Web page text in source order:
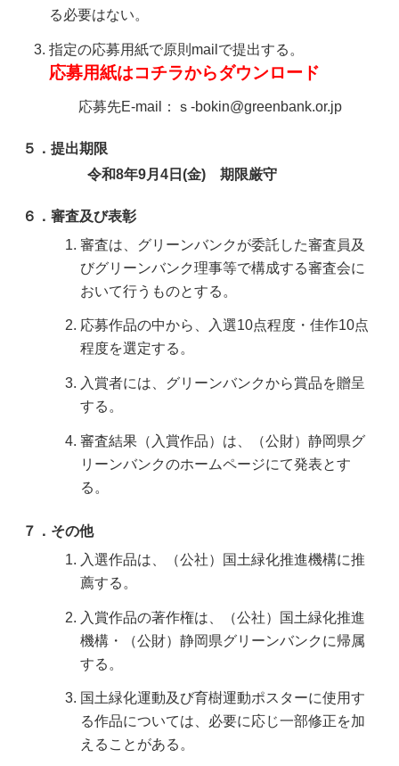
る必要はない。
指定の応募用紙で原則mailで提出する。
応募用紙はコチラからダウンロード
応募先E-mail：ｓ-bokin@greenbank.or.jp
５．提出期限
令和8年9月4日(金) 期限厳守
６．審査及び表彰
審査は、グリーンバンクが委託した審査員及
びグリーンバンク理事等で構成する審査会に
おいて行うものとする。
応募作品の中から、入選10点程度・佳作10点
程度を選定する。
入賞者には、グリーンバンクから賞品を贈呈
する。
審査結果（入賞作品）は、（公財）静岡県グ
リーンバンクのホームページにて発表とす
る。
７．その他
入選作品は、（公社）国土緑化推進機構に推
薦する。
入賞作品の著作権は、（公社）国土緑化推進
機構・（公財）静岡県グリーンバンクに帰属
する。
国土緑化運動及び育樹運動ポスターに使用す
る作品については、必要に応じ一部修正を加
えることがある。